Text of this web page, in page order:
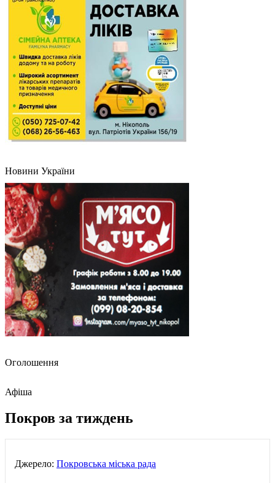
Новини України
Оголошення
Афіша
Покров за тиждень
Джерело: Покровська міська рада